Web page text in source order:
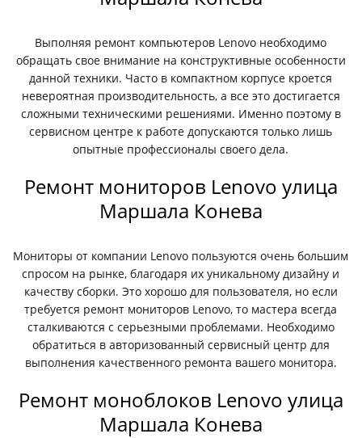
Выполняя ремонт компьютеров Lenovo необходимо
обращать свое внимание на конструктивные особенности
данной техники. Часто в компактном корпусе кроется
невероятная производительность, а все это достигается
сложными техническими решениями. Именно поэтому в
сервисном центре к работе допускаются только лишь
опытные профессионалы своего дела.
Ремонт мониторов Lenovo улица
Маршала Конева
Мониторы от компании Lenovo пользуются очень большим
спросом на рынке, благодаря их уникальному дизайну и
качеству сборки. Это хорошо для пользователя, но если
требуется ремонт мониторов Lenovo, то мастера всегда
сталкиваются с серьезными проблемами. Необходимо
обратиться в авторизованный сервисный центр для
выполнения качественного ремонта вашего монитора.
Ремонт моноблоков Lenovo улица
Маршала Конева